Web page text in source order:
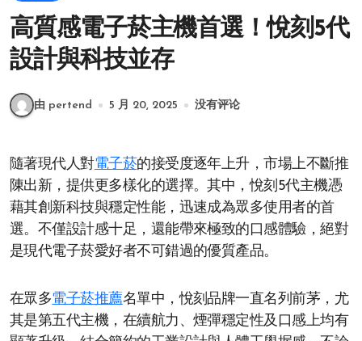
高質感電子菸主機首選！悅刻5代
設計與科技並存
由 pertend 5 月 20, 2025 没有评论
隨著現代人對電子菸的接受度逐年上升，市場上不斷推
陳出新，提供更多樣化的選擇。其中，悅刻5代主機憑
藉其創新科技與穩定性能，迅速成為眾多使用者的首
選。不僅設計感十足，還能帶來極致的口感體驗，絕對
是現代電子菸愛好者不可錯過的優質產品。
在眾多電子菸推薦名單中，悅刻品牌一直名列前茅，尤
其是第五代主機，在續航力、煙彈穩定性及口感上均有